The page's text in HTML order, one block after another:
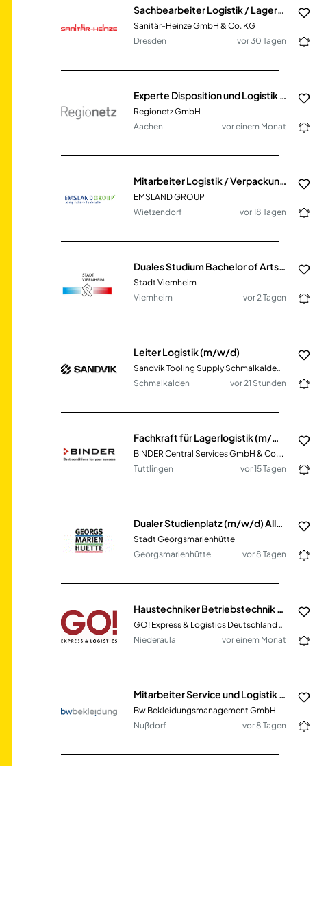
Sachbearbeiter Logistik / Lagerbüro (m/w/d)
Sanitär-Heinze GmbH & Co. KG
Dresden
vor 30 Tagen
Regionetz GmbH
Aachen
vor einem Monat
Mitarbeiter Logistik / Verpackung & Absackung (m/w/d)
EMSLAND GROUP
Wietzendorf
vor 18 Tagen
Duales Studium Bachelor of Arts - Public Administration (w/m/d)
Stadt Viernheim
Viernheim
vor 2 Tagen
Leiter Logistik (m/w/d)
Sandvik Tooling Supply Schmalkalden ZN der Sandvik Tooling Deutschland GmbH
Schmalkalden
vor 21 Stunden
Fachkraft für Lagerlogistik (m/w/d)
BINDER Central Services GmbH & Co.KG
Tuttlingen
vor 15 Tagen
Dualer Studienplatz (m/w/d) Allgemeine Verwaltung (B.A.)
Stadt Georgsmarienhütte
Georgsmarienhütte
vor 8 Tagen
GO! Express & Logistics Deutschland GmbH
Niederaula
vor einem Monat
Bw Bekleidungsmanagement GmbH
Nußdorf
vor 8 Tagen